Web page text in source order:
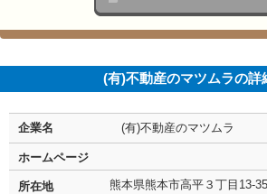
(有)不動産のマツムラの詳
企業名 (有)不動産のマツムラ
ホームページ
所在地 熊本県熊本市高平３丁目13-35